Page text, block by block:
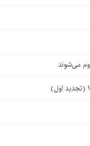
می‌شوند